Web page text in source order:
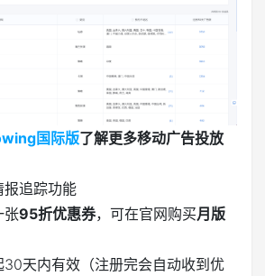
国际版了解更多移动广告投放
报追踪功能
张95折优惠券，可在官网购买月版
天内有效（注册完会自动收到优